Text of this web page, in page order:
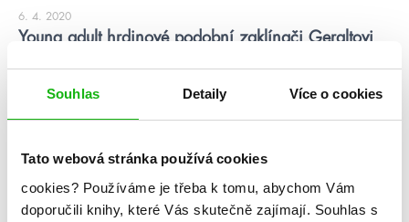
Souhlas Detaily Více o cookies
Tato webová stránka používá cookies
cookies? Používáme je třeba k tomu, abychom Vám
doporučili knihy, které Vás skutečně zajímají. Souhlas s
6. 4. 2020
Young adult hrdinové podobní zaklínači Geraltovi
Připravit si článek o hrdinech, kteří jsou jako Geralt, byl docela
oříšek. Protože, řekněme si to narovinu, nikdo není jako
Geralt. Zcela upřímně beru v potaz jenom toho seriálového v
podání Henryho Cavilla, který s velkou radostí říká hmmm a
někoho jako Geralt, […]
číst více